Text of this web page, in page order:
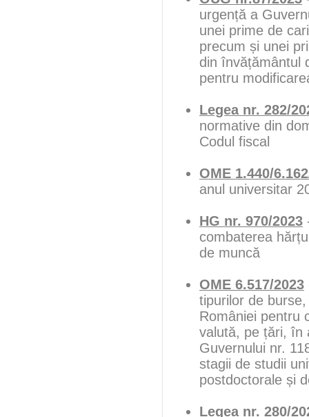
urgență a
unei prime de
precum și unei
din învățământul
pentru
Legea nr. 282/
normative din
Codul fiscal
OME 1.440/
anul universitar
HG nr. 970/2023
combaterea
de muncă
OME 6.517/2023
tipurilor de
României pentru
valută, pe țări, în
Guvernului nr.
stagii de studii
postdoctorale și
Legea nr. 280/